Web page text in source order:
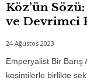
Köz’ün
ve Devrimci
24 Ağustos 2023
Emperyalist Bir Barış
kesintilerle birlikte